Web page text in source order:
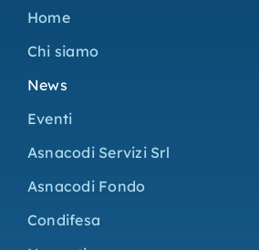
Home
Chi siamo
News
Eventi
Asnacodi Servizi Srl
Asnacodi Fondo
Condifesa